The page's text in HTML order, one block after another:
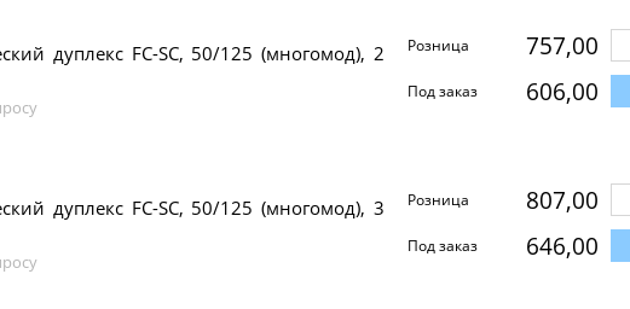
дуплекс FC-SC, 50/125 (многомод), 2
Розница 757,00
Под заказ 606,00
дуплекс FC-SC, 50/125 (многомод), 3
Розница 807,00
Под заказ 646,00